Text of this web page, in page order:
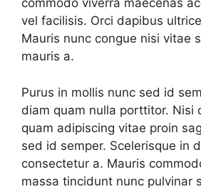
commodo viverra maecenas
vel facilisis. Orci dapibus
Mauris nunc congue nisi vitae
mauris a.
Purus in mollis nunc sed id
diam quam nulla porttitor. Nisi
quam adipiscing vitae proin
sed id semper. Scelerisque in
consectetur a. Mauris
massa tincidunt nunc pulvinar